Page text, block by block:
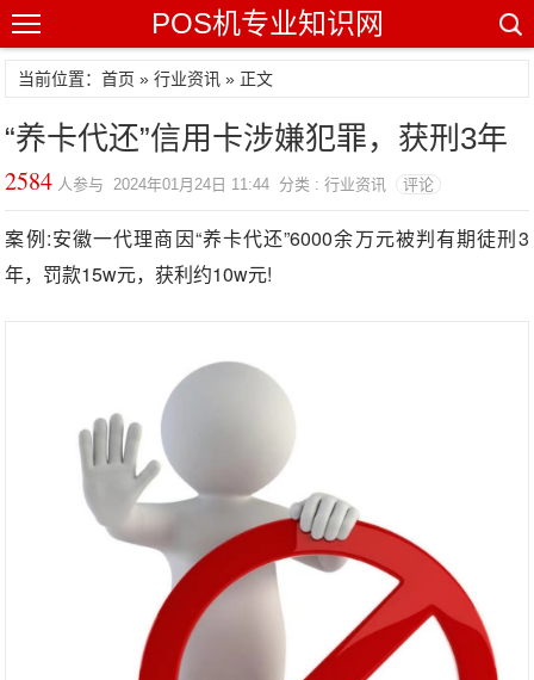
POS机专业知识网
当前位置：首页 »行业资讯 » 正文
“养卡代还”信用卡涉嫌犯罪，获刑3年
2584 人参与 2024年01月24日 11:44 分类 : 行业资讯 评论
案例:安徽一代理商因“养卡代还”6000余万元被判有期徒刑3
年，罚款15w元，获利约10w元!